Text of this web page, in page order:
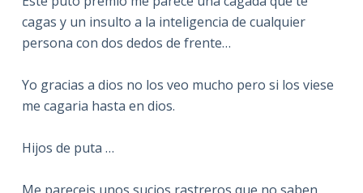
cagas y un insulto a la inteligencia de cualquier
persona con dos dedos de frente…
Yo gracias a dios no los veo mucho pero si los viese
me cagaria hasta en dios.
Hijos de puta …